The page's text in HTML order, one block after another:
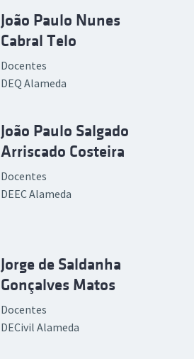
João Paulo Nunes
Cabral Telo
Docentes
DEQ Alameda
João Paulo Salgado
Arriscado Costeira
Docentes
DEEC Alameda
Jorge de Saldanha
Gonçalves Matos
Docentes
DECivil Alameda